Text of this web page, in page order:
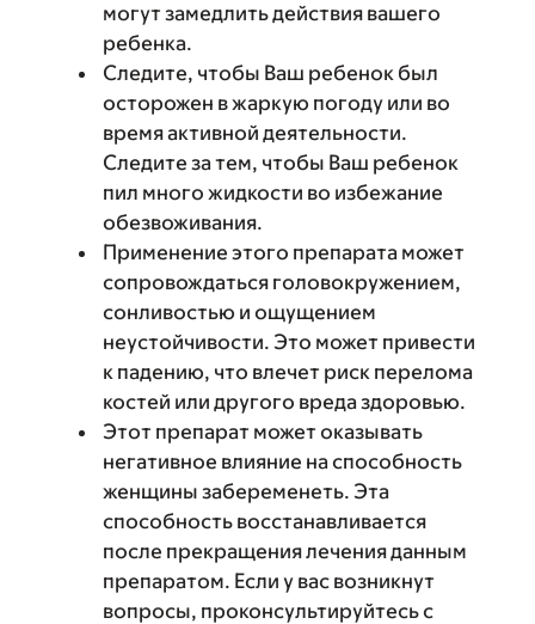
могут замедлить действия вашего
ребенка.
Следите, чтобы Ваш ребенок был
осторожен в жаркую погоду или во
время активной деятельности.
Следите за тем, чтобы Ваш ребенок
пил много жидкости во избежание
обезвоживания.
Применение этого препарата может
сопровождаться головокружением,
сонливостью и ощущением
неустойчивости. Это может привести
к падению, что влечет риск перелома
костей или другого вреда здоровью.
Этот препарат может оказывать
негативное влияние на способность
женщины забеременеть. Эта
способность восстанавливается
после прекращения лечения данным
препаратом. Если у вас возникнут
вопросы, проконсультируйтесь с